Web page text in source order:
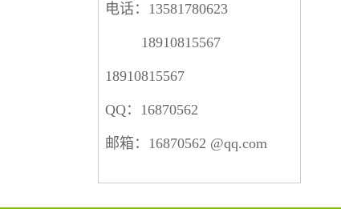
电话：13581780623
18910815567
18910815567
QQ：16870562
邮箱：16870562 @qq.com